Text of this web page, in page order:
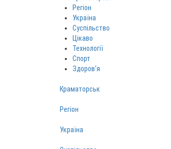
Регіон
Україна
Суспільство
Цікаво
Технології
Спорт
Здоров‘я
Краматорськ
Регіон
Україна